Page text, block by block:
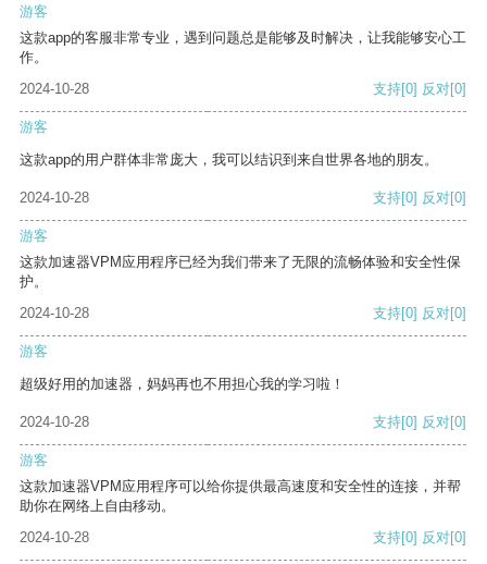
游客
这款app的客服非常专业，遇到问题总是能够及时解决，让我能够安心工
作。
2024-10-28
支持[0] 反对[0]
游客
这款app的用户群体非常庞大，我可以结识到来自世界各地的朋友。
2024-10-28 支持[0] 反对[0]
游客
这款加速器VPM应用程序已经为我们带来了无限的流畅体验和安全性保
护。
2024-10-28
支持[0] 反对[0]
游客
超级好用的加速器，妈妈再也不用担心我的学习啦！
2024-10-28 支持[0] 反对[0]
游客
这款加速器VPM应用程序可以给你提供最高速度和安全性的连接，并帮
助你在网络上自由移动。
2024-10-28
支持[0] 反对[0]